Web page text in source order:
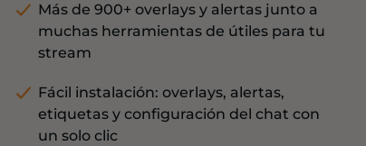
Más de 900+ overlays y alertas junto a
muchas herramientas de útiles para tu
stream
Fácil instalación: overlays, alertas,
etiquetas y configuración del chat con
un solo clic